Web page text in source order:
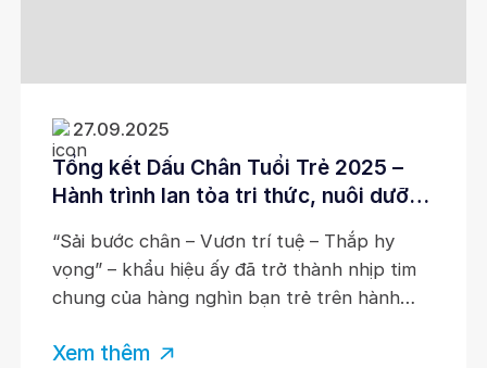
27.09.2025
Tổng kết Dấu Chân Tuổi Trẻ 2025 –
Hành trình lan tỏa tri thức, nuôi dưỡng
“Sải bước chân – Vươn trí tuệ – Thắp hy
vọng” – khẩu hiệu ấy đã trở thành nhịp tim
chung của hàng nghìn bạn trẻ trên hành
một chương trình ý nghĩa do JCI Vietnam
Xem thêm